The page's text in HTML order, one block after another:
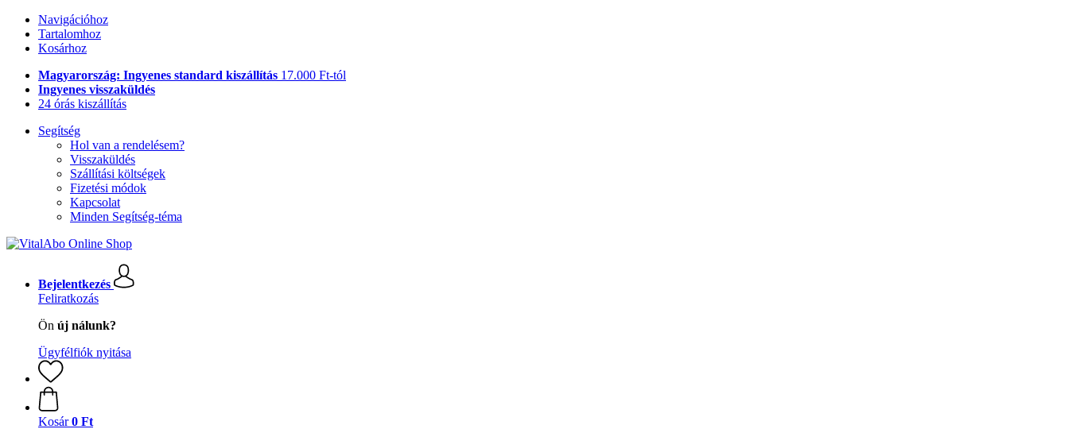
Navigációhoz
Tartalomhoz
Kosárhoz
Magyarország: Ingyenes standard kiszállítás 17.000 Ft-tól
Ingyenes visszaküldés
24 órás kiszállítás
Segítség
Hol van a rendelésem?
Visszaküldés
Szállítási költségek
Fizetési módok
Kapcsolat
Minden Segítség-téma
Bejelentkezés
Feliratkozás
Ön új nálunk?
Ügyfélfiók nyitása
Kosár 0 Ft